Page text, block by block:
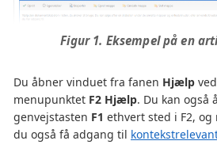
Figur 1. Eksempel på en
Du åbner vinduet fra fanen Hjælp
menupunktet F2 Hjælp. Du kan også
genvejstasten F1 ethvert sted i F2,
du også få adgang til